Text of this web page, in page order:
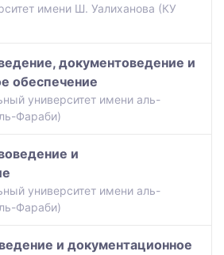
имени Ш. Уалиханова (КУ
документоведение и
обеспечение
университет имени аль-
Фараби)
и
университет имени аль-
Фараби)
и документационное